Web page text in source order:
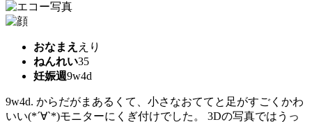
おなまえ えり
ねんれい35
妊娠週9w4d
9w4d. からだがまあるくて、小さなおててと足がすごくかわ
いい(*´∀`*)モニターにくぎ付けでした。 3Dの写真ではうっ